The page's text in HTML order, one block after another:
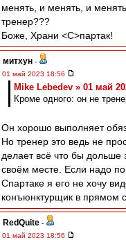
менять, и менять, и
тренер???
Боже, Храни <C>партак!
митхун -
01 май 2023 18:56
Mike Lebedev » 01 май
Кроме одного: он не
Он хорошо выполняет
Но тренер это ведь не
делает всё что бы дольше
своём месте. Если надо
Спартаке я его не хочу
конъюнктурщик в прямом
RedQuite -
01 май 2023 18:56